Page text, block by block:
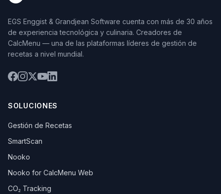
EGS Enggist & Grandjean Software cuenta con más de 30 años
de experiencia tecnológica y culinaria. Creadores de
CalcMenu — una de las plataformas líderes de gestión de
recetas a nivel mundial.
SOLUCIONES
Gestión de Recetas
SmartScan
Nooko
Nooko for CalcMenu Web
CO₂ Tracking